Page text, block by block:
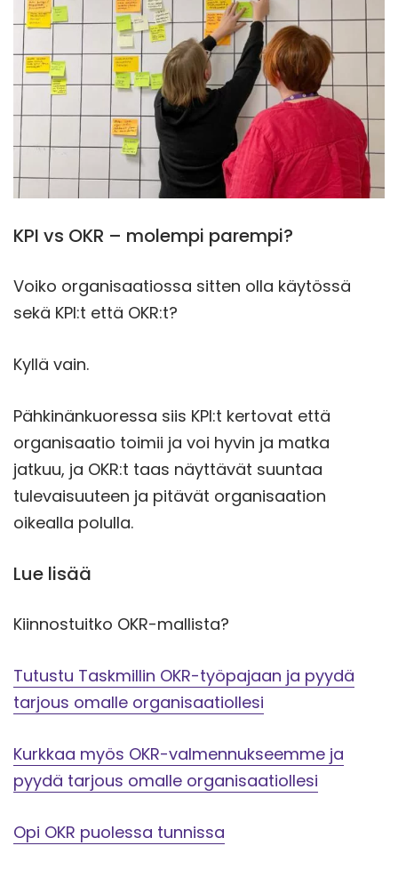
KPI vs OKR – molempi parempi?
Voiko organisaatiossa sitten olla käytössä
sekä KPI:t että OKR:t?
Kyllä vain.
Pähkinänkuoressa siis KPI:t kertovat että
organisaatio toimii ja voi hyvin ja matka
jatkuu, ja OKR:t taas näyttävät suuntaa
tulevaisuuteen ja pitävät organisaation
oikealla polulla.
Lue lisää
Kiinnostuitko OKR-mallista?
Tutustu Taskmillin OKR-työpajaan ja pyydä
tarjous omalle organisaatiollesi
Kurkkaa myös OKR-valmennukseemme ja
pyydä tarjous omalle organisaatiollesi
Opi OKR puolessa tunnissa